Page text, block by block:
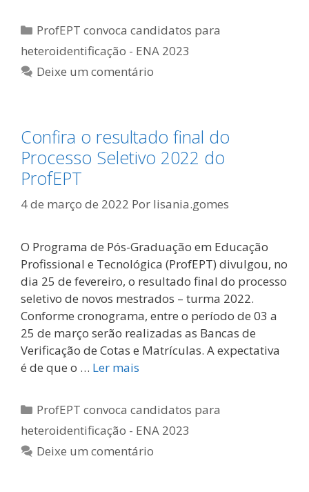
Categorias
ProfEPT convoca candidatos para
heteroidentificação - ENA 2023
Deixe um comentário
Confira o resultado final do
Processo Seletivo 2022 do
ProfEPT
4 de março de 2022 Por lisania.gomes
O Programa de Pós-Graduação em Educação
Profissional e Tecnológica (ProfEPT) divulgou, no
dia 25 de fevereiro, o resultado final do processo
seletivo de novos mestrados – turma 2022.
Conforme cronograma, entre o período de 03 a
25 de março serão realizadas as Bancas de
Verificação de Cotas e Matrículas. A expectativa
é de que o … Ler mais
Categorias
ProfEPT convoca candidatos para
heteroidentificação - ENA 2023
Deixe um comentário